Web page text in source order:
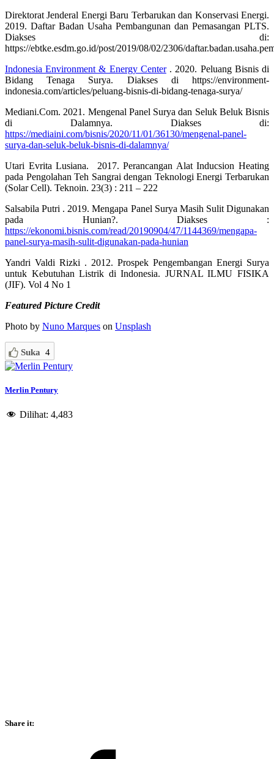
Direktorat Jenderal Energi Baru Terbarukan dan Konservasi Energi.
2019. Daftar Badan Usaha Pembangunan dan Pemasangan PLTS.
Diakses di:
https://ebtke.esdm.go.id/post/2019/08/02/2306/
Indonesia Environment & Energy Center. 2020. Peluang Bisnis di
Bidang Tenaga Surya. Diakses di https://environment-
indonesia.com/articles/peluang-bisnis-di-bidang-tenaga-surya/
Mediani.Com. 2021. Mengenal Panel Surya dan Seluk Beluk Bisnis
di Dalamnya. Diakses di:
https://mediaini.com/bisnis/2020/11/01/36130/mengenal-panel-
surya-dan-seluk-beluk-bisnis-di-dalamnya/
Utari Evrita Lusiana. 2017. Perancangan Alat Inducsion Heating
pada Pengolahan Teh Sangrai dengan Teknologi Energi Terbarukan
(Solar Cell). Teknoin. 23(3) : 211 – 222
Salsabila Putri . 2019. Mengapa Panel Surya Masih Sulit Digunakan
pada Hunian?. Diakses :
https://ekonomi.bisnis.com/read/20190904/47/1144369/mengapa-
panel-surya-masih-sulit-digunakan-pada-hunian
Yandri Valdi Rizki . 2012. Prospek Pengembangan Energi Surya
untuk Kebutuhan Listrik di Indonesia. JURNAL ILMU FISIKA
(JIF). Vol 4 No 1
Featured Picture Credit
Photo by Nuno Marques on Unsplash
Suka 4
Merlin Pentury
Dilihat: 4,483
Share it: